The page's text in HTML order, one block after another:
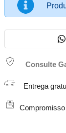
Consulte
Entrega